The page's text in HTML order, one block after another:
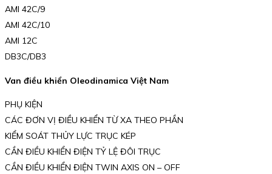
AMI 42C/9
AMI 42C/10
AMI 12C
DB3C/DB3
Van điều khiển Oleodinamica Việt Nam
PHỤ KIỆN
CÁC ĐƠN VỊ ĐIỀU KHIỂN TỪ XA THEO PHẦN
KIỂM SOÁT THỦY LỰC TRỤC KÉP
CẦN ĐIỀU KHIỂN ĐIỆN TỶ LỆ ĐÔI TRỤC
CẦN ĐIỀU KHIỂN ĐIỆN TWIN AXIS ON – OFF